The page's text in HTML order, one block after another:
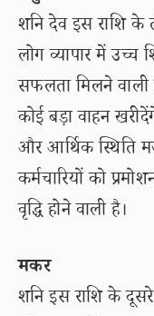
शनि देव इस राशि के
लोग व्यापार में
सफलता मिलने
कोई बड़ा वाहन
और आर्थिक स्थिति
कर्मचारियों को
वृद्धि होने वाली है।
मकर
शनि इस राशि के